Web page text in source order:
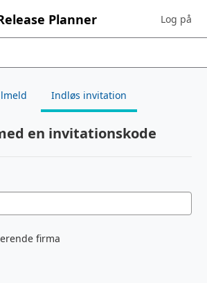
Planner Sign in to
Log på
Indløs invitation
en invitationskode
firma